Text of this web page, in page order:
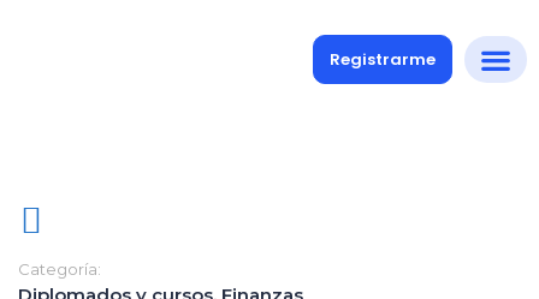
Registrarme
Categoría: